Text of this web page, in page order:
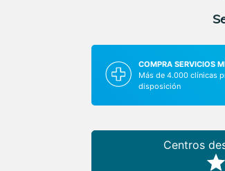
COMPRA SERVICIOS
Más de 4.000 clínicas
disposición
Centros